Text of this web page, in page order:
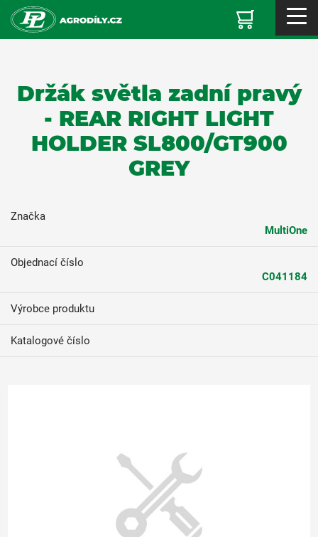
Držák světla zadní pravý
- REAR RIGHT LIGHT
HOLDER SL800/GT900
GREY
Značka
MultiOne
Objednací číslo
C041184
Výrobce produktu
Katalogové číslo